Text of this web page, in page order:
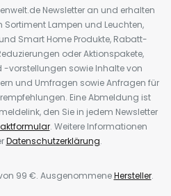
Newsletter an und erhalten
Lampen und Leuchten,
Smart Home Produkte, Rabatt-
oder Aktionspakete,
-vorstellungen sowie Inhalte von
und Umfragen sowie Anfragen für
Eine Abmeldung ist
den Sie in jedem Newsletter
. Weitere Informationen
Datenschutzerklärung.
99 €. AusgenommeneHersteller.